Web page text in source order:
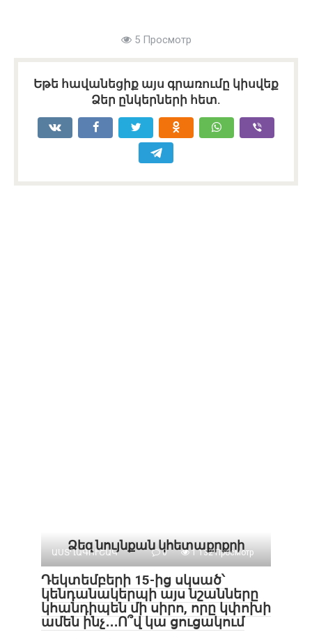
5 Просмотр
Եթե հավանեցիք այս գրառումը կիսվեք
Ձեր ընկերների հետ.
Ձեզ նույնքան կհետաքրքրի
ԱՍՏՂԱԳՈՒՇԱԿ 0 1 132 Просмотр
Դեկտեմբերի 15-ից սկսած՝
կենդանակերպի այս նշանները
կհանդիպեն մի սիրո, որը կփոխի
ամեն ինչ․․․Ո՞վ կա ցուցակում